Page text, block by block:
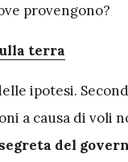
provengono?
terra
ipotesi.
a causa di voli
del